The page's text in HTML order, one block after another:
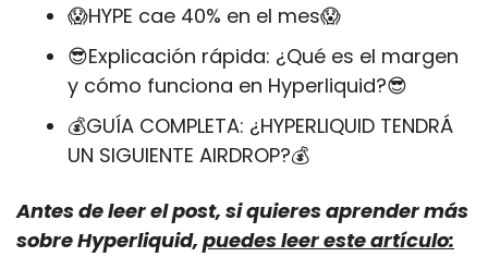
😱HYPE cae 40% en el mes😱
😎Explicación rápida: ¿Qué es el margen
y cómo funciona en Hyperliquid?😎
💰GUÍA COMPLETA: ¿HYPERLIQUID TENDRÁ
UN SIGUIENTE AIRDROP?💰
Antes de leer el post, si quieres aprender más
sobre Hyperliquid, puedes leer este artículo: